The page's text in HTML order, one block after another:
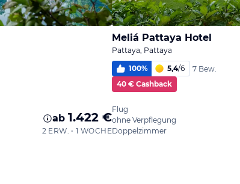
ab 1.422 €
2 ERW. • 1 WOCHE
Meliá Pattaya Hotel
Pattaya, Pattaya
100% 5,4/6
7 Bew.
40 € Cashback
Flug
ohne Verpflegung
Doppelzimmer